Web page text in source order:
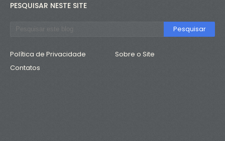
PESQUISAR NESTE SITE
Política de Privacidade
Sobre o Site
Contatos